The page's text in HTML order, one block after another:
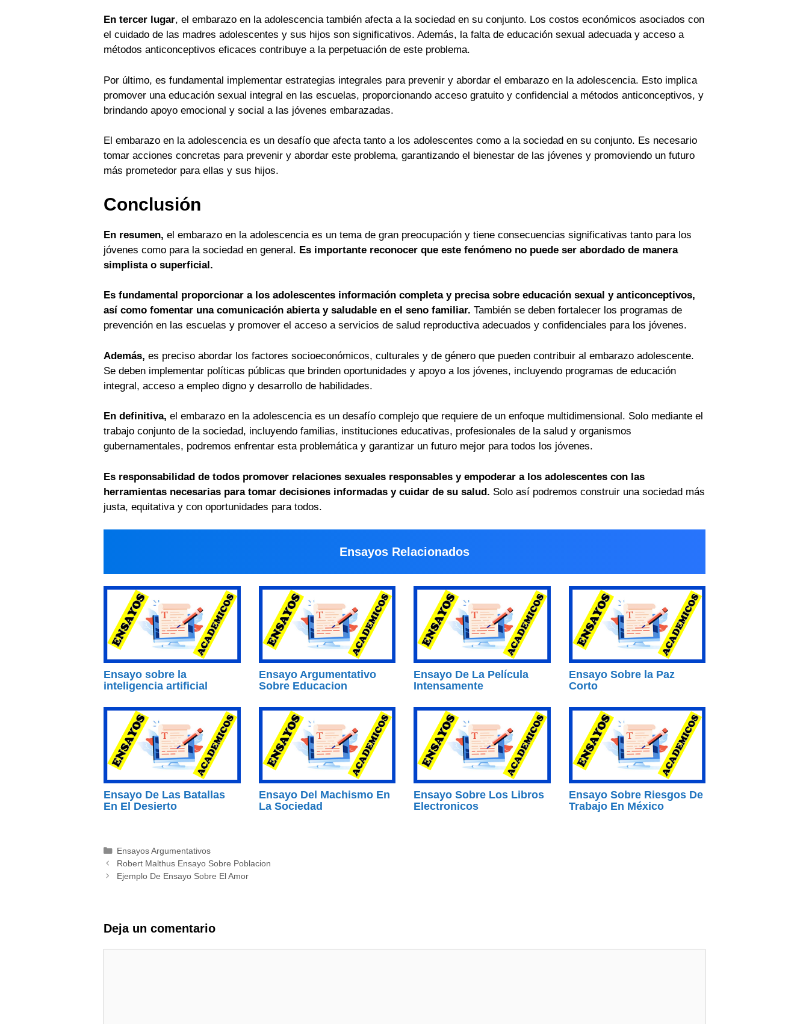
En tercer lugar, el embarazo en la adolescencia también afecta a la sociedad en su conjunto. Los costos económicos asociados con
el cuidado de las madres adolescentes y sus hijos son significativos. Además, la falta de educación sexual adecuada y acceso a
métodos anticonceptivos eficaces contribuye a la perpetuación de este problema.
Por último, es fundamental implementar estrategias integrales para prevenir y abordar el embarazo en la adolescencia. Esto implica
promover una educación sexual integral en las escuelas, proporcionando acceso gratuito y confidencial a métodos anticonceptivos, y
brindando apoyo emocional y social a las jóvenes embarazadas.
El embarazo en la adolescencia es un desafío que afecta tanto a los adolescentes como a la sociedad en su conjunto. Es necesario
tomar acciones concretas para prevenir y abordar este problema, garantizando el bienestar de las jóvenes y promoviendo un futuro
más prometedor para ellas y sus hijos.
Conclusión
En resumen, el embarazo en la adolescencia es un tema de gran preocupación y tiene consecuencias significativas tanto para los
jóvenes como para la sociedad en general. Es importante reconocer que este fenómeno no puede ser abordado de manera
simplista o superficial.
Es fundamental proporcionar a los adolescentes información completa y precisa sobre educación sexual y anticonceptivos,
así como fomentar una comunicación abierta y saludable en el seno familiar. También se deben fortalecer los programas de
prevención en las escuelas y promover el acceso a servicios de salud reproductiva adecuados y confidenciales para los jóvenes.
Además, es preciso abordar los factores socioeconómicos, culturales y de género que pueden contribuir al embarazo adolescente.
Se deben implementar políticas públicas que brinden oportunidades y apoyo a los jóvenes, incluyendo programas de educación
integral, acceso a empleo digno y desarrollo de habilidades.
En definitiva, el embarazo en la adolescencia es un desafío complejo que requiere de un enfoque multidimensional. Solo mediante el
trabajo conjunto de la sociedad, incluyendo familias, instituciones educativas, profesionales de la salud y organismos
gubernamentales, podremos enfrentar esta problemática y garantizar un futuro mejor para todos los jóvenes.
Es responsabilidad de todos promover relaciones sexuales responsables y empoderar a los adolescentes con las
herramientas necesarias para tomar decisiones informadas y cuidar de su salud. Solo así podremos construir una sociedad más
justa, equitativa y con oportunidades para todos.
Ensayos Relacionados
Ensayo sobre la
inteligencia artificial
Ensayo Argumentativo
Sobre Educacion
Ensayo De La Película
Intensamente
Ensayo Sobre la Paz
Corto
Ensayo De Las Batallas
En El Desierto
Ensayo Del Machismo En
La Sociedad
Ensayo Sobre Los Libros
Electronicos
Ensayo Sobre Riesgos De
Trabajo En México
Categorías
Ensayos Argumentativos
Robert Malthus Ensayo Sobre Poblacion
Ejemplo De Ensayo Sobre El Amor
Deja un comentario